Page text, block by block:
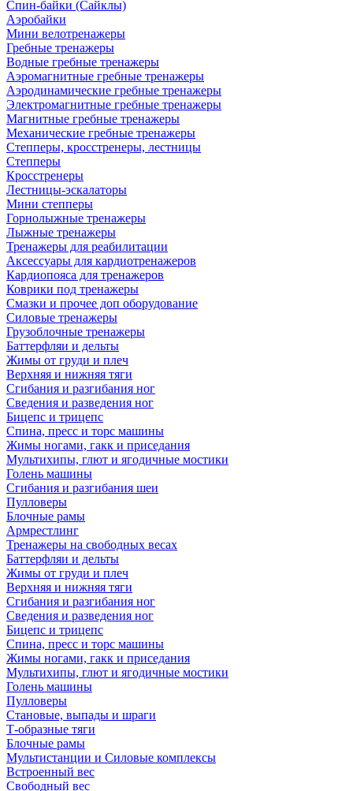
Спин-байки (Сайклы)
Аэробайки
Мини велотренажеры
Гребные тренажеры
Водные гребные тренажеры
Аэромагнитные гребные тренажеры
Аэродинамические гребные тренажеры
Электромагнитные гребные тренажеры
Магнитные гребные тренажеры
Механические гребные тренажеры
Степперы, кросстренеры, лестницы
Степперы
Кросстренеры
Лестницы-эскалаторы
Мини степперы
Горнолыжные тренажеры
Лыжные тренажеры
Тренажеры для реабилитации
Аксессуары для кардиотренажеров
Кардиопояса для тренажеров
Коврики под тренажеры
Смазки и прочее доп оборудование
Силовые тренажеры
Грузоблочные тренажеры
Баттерфляи и дельты
Жимы от груди и плеч
Верхняя и нижняя тяги
Сгибания и разгибания ног
Сведения и разведения ног
Бицепс и трицепс
Спина, пресс и торс машины
Жимы ногами, гакк и приседания
Мультихипы, глют и ягодичные мостики
Голень машины
Сгибания и разгибания шеи
Пулловеры
Блочные рамы
Армрестлинг
Тренажеры на свободных весах
Баттерфляи и дельты
Жимы от груди и плеч
Верхняя и нижняя тяги
Сгибания и разгибания ног
Сведения и разведения ног
Бицепс и трицепс
Спина, пресс и торс машины
Жимы ногами, гакк и приседания
Мультихипы, глют и ягодичные мостики
Голень машины
Пулловеры
Становые, выпады и шраги
Т-образные тяги
Блочные рамы
Мультистанции и Силовые комплексы
Встроенный вес
Свободный вес